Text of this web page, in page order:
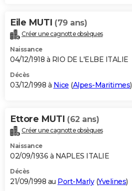
Eile MUTI (79 ans)
Créer une cagnotte obsèques
Naissance
04/12/1918 à RIO DE L'ELBE ITALIE
Décès
03/12/1998 à Nice (Alpes-Maritimes)
Ettore MUTI (62 ans)
Créer une cagnotte obsèques
Naissance
02/09/1936 à NAPLES ITALIE
Décès
21/09/1998 au Port-Marly(Yvelines)